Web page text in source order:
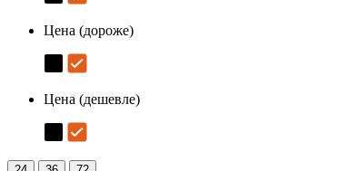
Цена (дороже)
Цена (дешевле)